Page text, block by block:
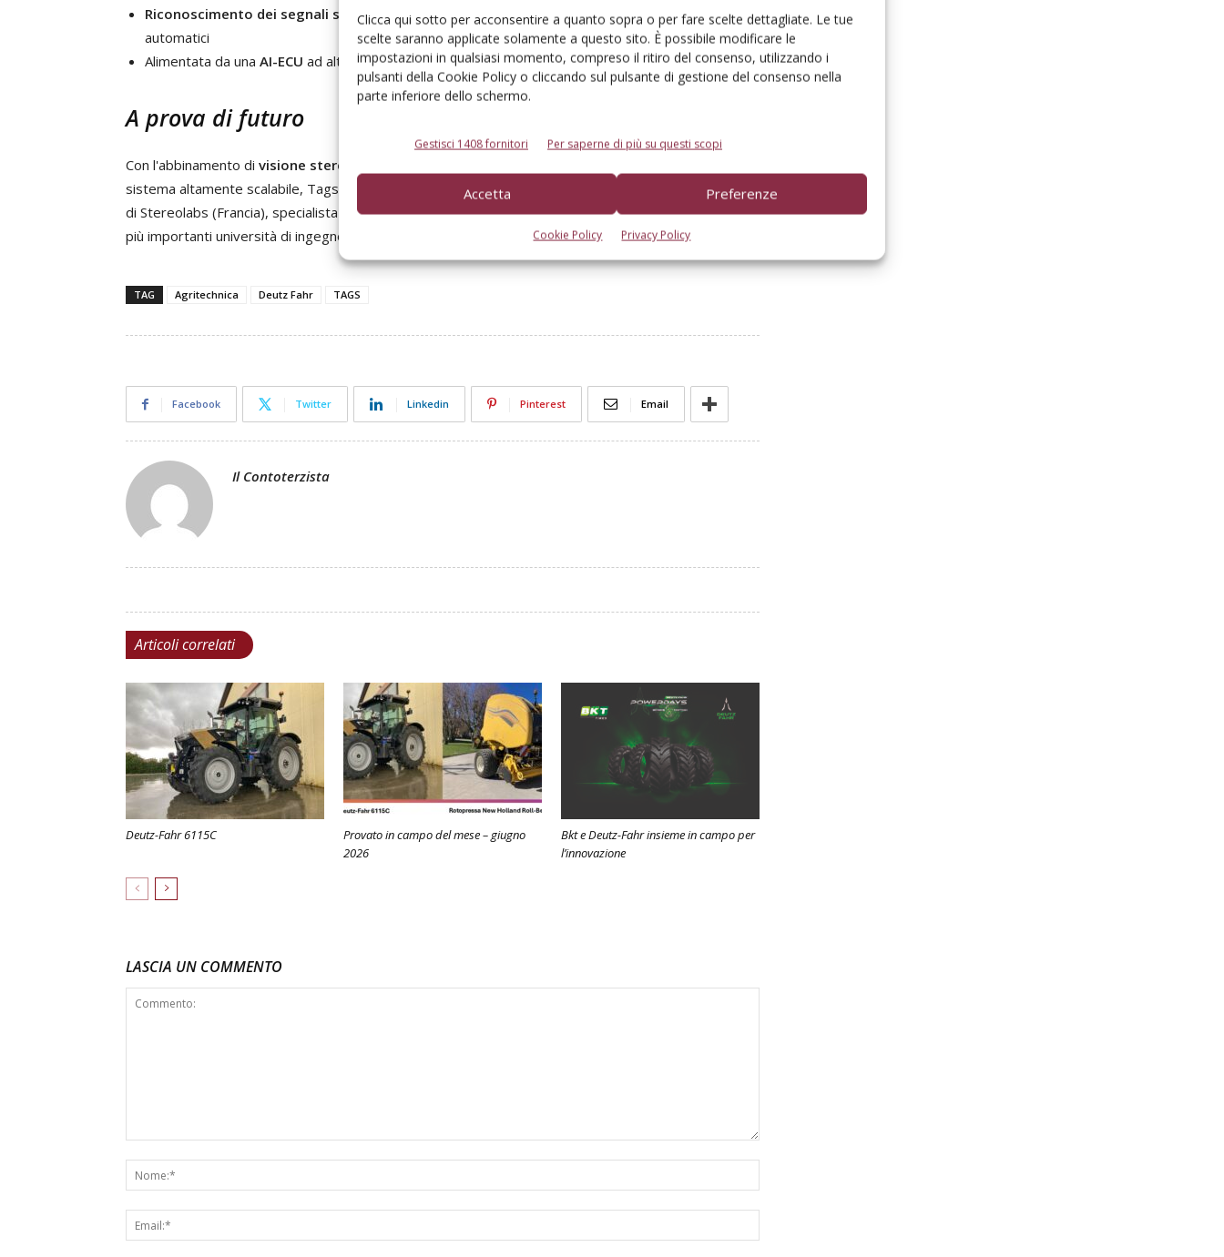
Clicca qui sotto per acconsentire a quanto sopra o per fare scelte dettagliate. Le tue
scelte saranno applicate solamente a questo sito. È possibile modificare le
impostazioni in qualsiasi momento, compreso il ritiro del consenso, utilizzando i
pulsanti della Cookie Policy o cliccando sul pulsante di gestione del consenso nella
parte inferiore dello schermo.
Gestisci 1408 fornitori Per saperne di più su questi scopi
Accetta Preferenze
Cookie Policy Privacy Policy
Riconoscimento dei segnali stradali- Classificazione basata sull'in-telligenza artificiale con avvisi
automatici
Alimentata da una AI-ECU ad alte prestazioni, predisposta per le future funzioni autonome
A prova di futuro
Con l'abbinamento di visione stereo, intelligenza artificiale in tempo reale
sistema altamente scalabile, Tags è il risultato della ricerca e sviluppo di Deutz-Fahr, con il supporto
di Stereolabs (Francia), specialista in IA spaziale in tempo reale, e del Politecnico di Milano, una delle
più importanti università di ingegneria europee.
TAG Agritechnica Deutz Fahr TAGS
Facebook Twitter Linkedin Pinterest Email
Il Contoterzista
Articoli correlati
Deutz-Fahr 6115C
Provato in campo del mese – giugno
2026
Bkt e Deutz-Fahr insieme in campo per
l’innovazione
LASCIA UN COMMENTO